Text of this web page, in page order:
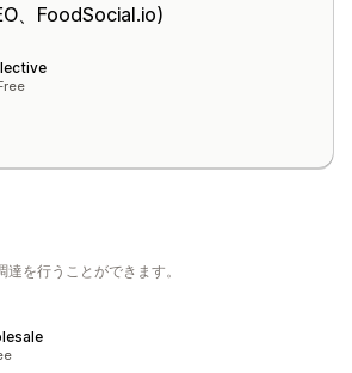
、 FoodSocial.io)
：359件
を行うことができます。
件